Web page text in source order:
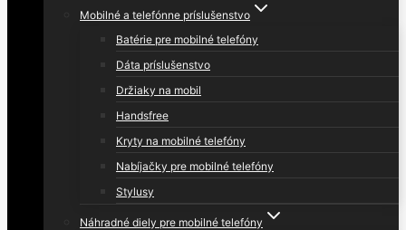
Mobilné a telefónne príslušenstvo
Batérie pre mobilné telefóny
Dáta príslušenstvo
Držiaky na mobil
Handsfree
Kryty na mobilné telefóny
Nabíjačky pre mobilné telefóny
Stylusy
Náhradné diely pre mobilné telefóny